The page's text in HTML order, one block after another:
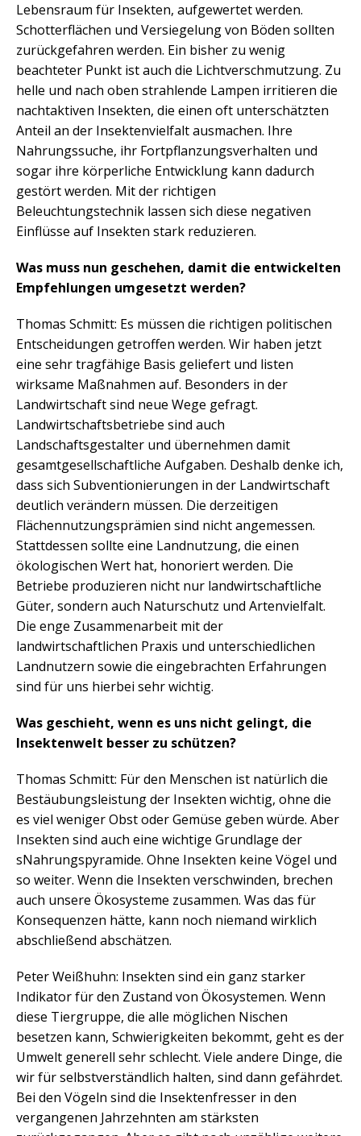
Lebensraum für Insekten, aufgewertet werden.
Schotterflächen und Versiegelung von Böden sollten
zurückgefahren werden. Ein bisher zu wenig
beachteter Punkt ist auch die Lichtverschmutzung. Zu
helle und nach oben strahlende Lampen irritieren die
nachtaktiven Insekten, die einen oft unterschätzten
Anteil an der Insektenvielfalt ausmachen. Ihre
Nahrungssuche, ihr Fortpflanzungsverhalten und
sogar ihre körperliche Entwicklung kann dadurch
gestört werden. Mit der richtigen
Beleuchtungstechnik lassen sich diese negativen
Einflüsse auf Insekten stark reduzieren.
Was muss nun geschehen, damit die entwickelten
Empfehlungen umgesetzt werden?
Thomas Schmitt: Es müssen die richtigen politischen
Entscheidungen getroffen werden. Wir haben jetzt
eine sehr tragfähige Basis geliefert und listen
wirksame Maßnahmen auf. Besonders in der
Landwirtschaft sind neue Wege gefragt.
Landwirtschaftsbetriebe sind auch
Landschaftsgestalter und übernehmen damit
gesamtgesellschaftliche Aufgaben. Deshalb denke ich,
dass sich Subventionierungen in der Landwirtschaft
deutlich verändern müssen. Die derzeitigen
Flächennutzungsprämien sind nicht angemessen.
Stattdessen sollte eine Landnutzung, die einen
ökologischen Wert hat, honoriert werden. Die
Betriebe produzieren nicht nur landwirtschaftliche
Güter, sondern auch Naturschutz und Artenvielfalt.
Die enge Zusammenarbeit mit der
landwirtschaftlichen Praxis und unterschiedlichen
Landnutzern sowie die eingebrachten Erfahrungen
sind für uns hierbei sehr wichtig.
Was geschieht, wenn es uns nicht gelingt, die
Insektenwelt besser zu schützen?
Thomas Schmitt: Für den Menschen ist natürlich die
Bestäubungsleistung der Insekten wichtig, ohne die
es viel weniger Obst oder Gemüse geben würde. Aber
Insekten sind auch eine wichtige Grundlage der
sNahrungspyramide. Ohne Insekten keine Vögel und
so weiter. Wenn die Insekten verschwinden, brechen
auch unsere Ökosysteme zusammen. Was das für
Konsequenzen hätte, kann noch niemand wirklich
abschließend abschätzen.
Peter Weißhuhn: Insekten sind ein ganz starker
Indikator für den Zustand von Ökosystemen. Wenn
diese Tiergruppe, die alle möglichen Nischen
besetzen kann, Schwierigkeiten bekommt, geht es der
Umwelt generell sehr schlecht. Viele andere Dinge, die
wir für selbstverständlich halten, sind dann gefährdet.
Bei den Vögeln sind die Insektenfresser in den
vergangenen Jahrzehnten am stärksten